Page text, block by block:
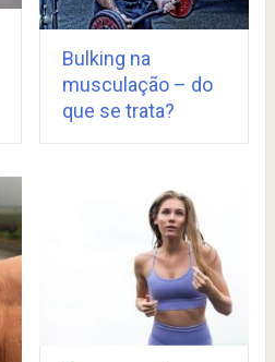
Bulking na
musculação – do
que se trata?